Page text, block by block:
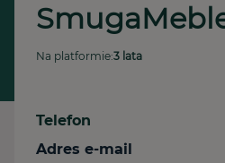
Na platformie:3 lata
Telefon
Adres e-mail